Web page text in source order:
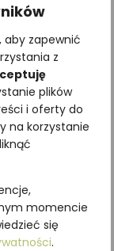
aby zapewnić
z
plików
i oferty do
na korzystanie
momencie
się
.
30
,ILUSTRACJE